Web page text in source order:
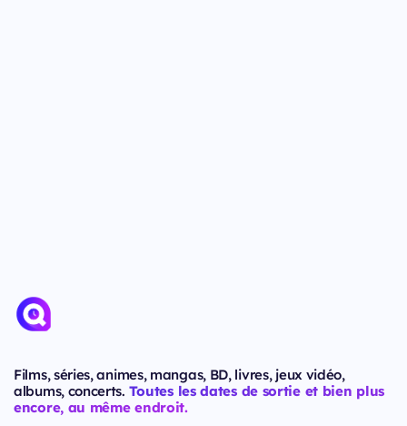
Films, séries, animes, mangas, BD, livres, jeux vidéo,
albums, concerts. Toutes les dates de sortie et bien plus
encore, au même endroit.